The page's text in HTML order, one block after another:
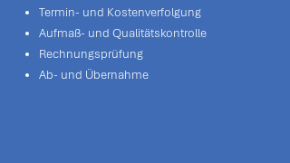
Termin- und Kostenverfolgung
Aufmaß- und Qualitätskontrolle
Rechnungsprüfung
Ab- und Übernahme